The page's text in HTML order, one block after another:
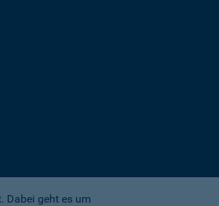
Dabei geht es um